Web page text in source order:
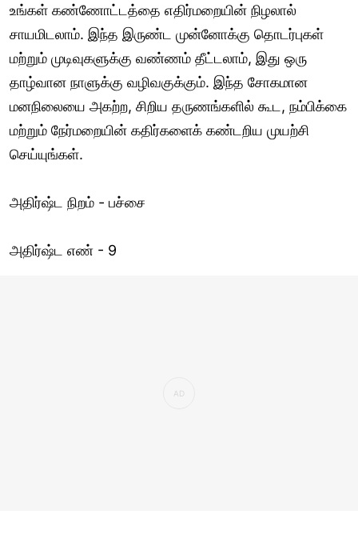
உங்கள் கண்ணோட்டத்தை எதிர்மறையின் நிழலால்
சாயமிடலாம். இந்த இருண்ட முன்னோக்கு தொடர்புகள்
மற்றும் முடிவுகளுக்கு வண்ணம் தீட்டலாம், இது ஒரு
தாழ்வான நாளுக்கு வழிவகுக்கும். இந்த சோகமான
மனநிலையை அகற்ற, சிறிய தருணங்களில் கூட, நம்பிக்கை
மற்றும் நேர்மறையின் கதிர்களைக் கண்டறிய முயற்சி
செய்யுங்கள்.
அதிர்ஷ்ட நிறம் - பச்சை
அதிர்ஷ்ட எண் - 9